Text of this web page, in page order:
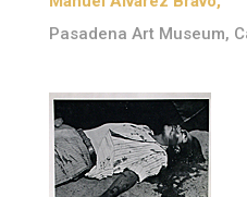
Pasadena Art Museum,